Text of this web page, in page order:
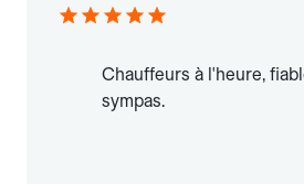
Chauffeurs à l'heure,
sympas.